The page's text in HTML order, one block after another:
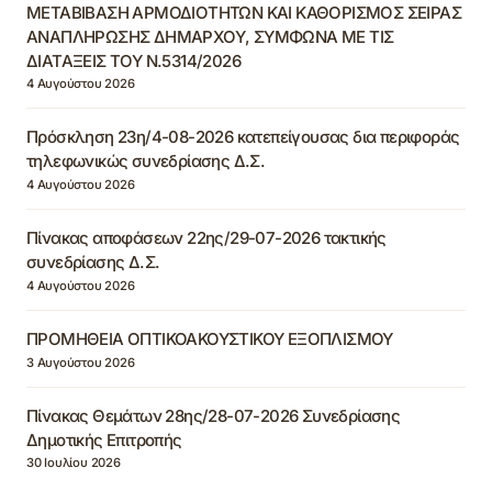
ΜΕΤΑΒΙΒΑΣΗ ΑΡΜΟΔΙΟΤΗΤΩΝ ΚΑΙ ΚΑΘΟΡΙΣΜΟΣ ΣΕΙΡΑΣ
ΑΝΑΠΛΗΡΩΣΗΣ ΔΗΜΑΡΧΟΥ, ΣΥΜΦΩΝΑ ΜΕ ΤΙΣ
ΔΙΑΤΑΞΕΙΣ ΤΟΥ Ν.5314/2026
4 Αυγούστου 2026
Πρόσκληση 23η/4-08-2026 κατεπείγουσας δια περιφοράς
τηλεφωνικώς συνεδρίασης Δ.Σ.
4 Αυγούστου 2026
Πίνακας αποφάσεων 22ης/29-07-2026 τακτικής
συνεδρίασης Δ.Σ.
4 Αυγούστου 2026
ΠΡΟΜΗΘΕΙΑ ΟΠΤΙΚΟΑΚΟΥΣΤΙΚΟΥ ΕΞΟΠΛΙΣΜΟΥ
3 Αυγούστου 2026
Πίνακας Θεμάτων 28ης/28-07-2026 Συνεδρίασης
Δημοτικής Επιτροπής
30 Ιουλίου 2026